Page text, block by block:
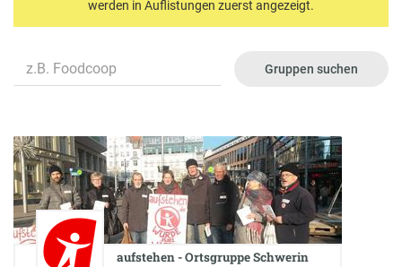
werden in Auflistungen zuerst angezeigt.
Name
Gruppen suchen
aufstehen - Ortsgruppe Schwerin